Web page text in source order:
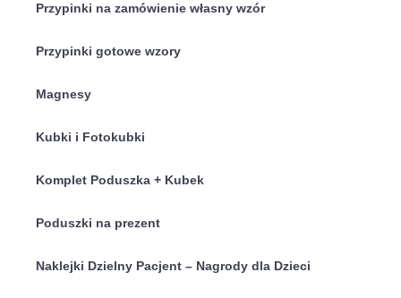
Przypinki na zamówienie własny wzór
Przypinki gotowe wzory
Magnesy
Kubki i Fotokubki
Komplet Poduszka + Kubek
Poduszki na prezent
Naklejki Dzielny Pacjent – Nagrody dla Dzieci
2,20 zł